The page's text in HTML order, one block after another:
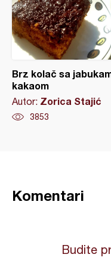
Brz kolač sa
kakaom
Autor: Zorica Stajić
3853
Komentari
Budite